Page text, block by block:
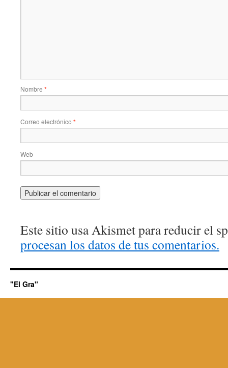
Nombre *
Correo electrónico *
Web
Este sitio usa Akismet para reducir el
procesan los datos de tus comentarios.
"El Gra"